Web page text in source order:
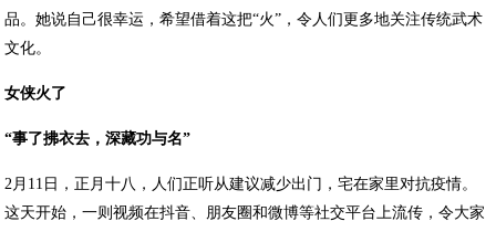
品。她说自己很幸运，希望借着这把“火”，令人们更多地关注传统武术
文化。
女侠火了
“事了拂衣去，深藏功与名”
2月11日，正月十八，人们正听从建议减少出门，宅在家里对抗疫情。
这天开始，一则视频在抖音、朋友圈和微博等社交平台上流传，令大家